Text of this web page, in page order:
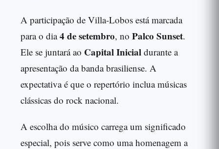
A participação de Villa-Lobos está marcada
para o dia4 de setembro, no Palco Sunset.
Ele se juntará ao Capital Inicial durante a
apresentação da banda brasiliense. A
expectativa é que o repertório inclua músicas
clássicas do rock nacional.
A escolha do músico carrega um significado
especial, pois serve como uma homenagem a